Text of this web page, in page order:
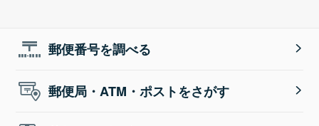
郵便番号を調べる
郵便局・ATM・ポストをさがす